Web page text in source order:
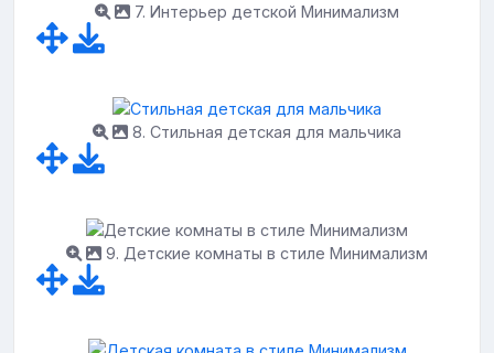
7. Интерьер детской Минимализм
8. Стильная детская для мальчика
9. Детские комнаты в стиле Минимализм